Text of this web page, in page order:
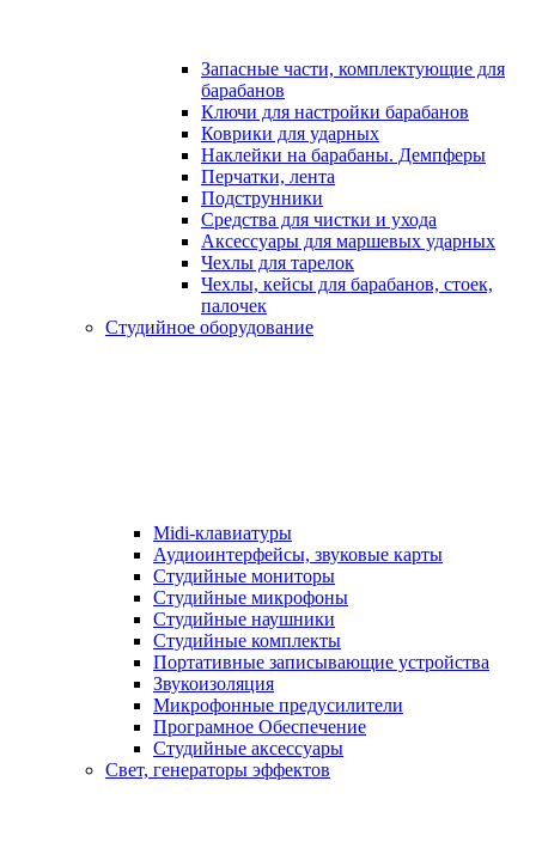
Запасные части, комплектующие для
барабанов
Ключи для настройки барабанов
Коврики для ударных
Наклейки на барабаны. Демпферы
Перчатки, лента
Подструнники
Средства для чистки и ухода
Аксессуары для маршевых ударных
Чехлы для тарелок
Чехлы, кейсы для барабанов, стоек,
палочек
Студийное оборудование
Midi-клавиатуры
Аудиоинтерфейсы, звуковые карты
Студийные мониторы
Студийные микрофоны
Студийные наушники
Студийные комплекты
Портативные записывающие устройства
Звукоизоляция
Микрофонные предусилители
Програмное Обеспечение
Студийные аксессуары
Свет, генераторы эффектов